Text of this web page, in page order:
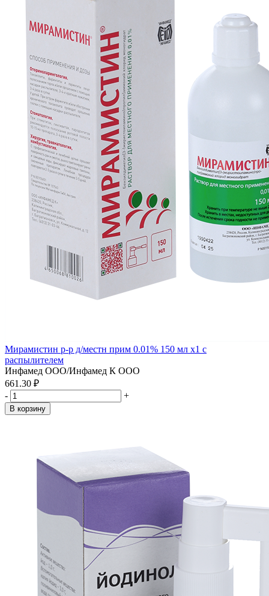
Мирамистин р-р д/местн прим 0.01% 150 мл x1 с
распылителем
Инфамед ООО/Инфамед К ООО
661.30 ₽
-
+
В корзину